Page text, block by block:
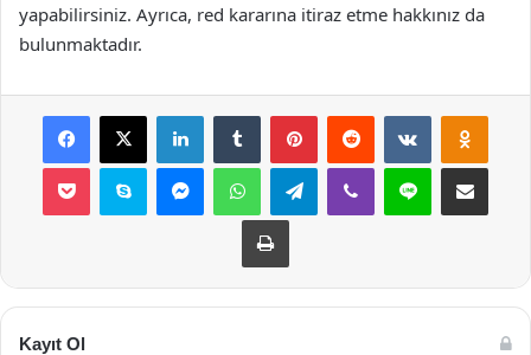
yapabilirsiniz. Ayrıca, red kararına itiraz etme hakkınız da
bulunmaktadır.
Facebook
X LinkedInTumblr PinterestReddit VKontakte
Pocket Skype MessengerWhatsAppTelegramViber Line E-Posta ile
Yazdır
Kayıt Ol